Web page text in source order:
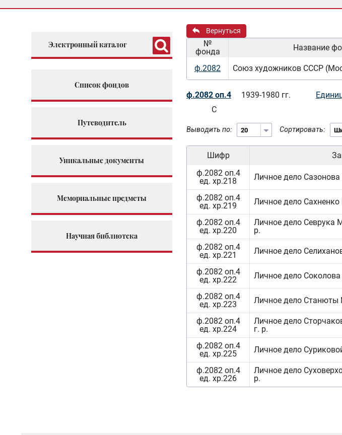
Электронный каталог
Список фондов
Путеводитель
Уникальные документы
Мемориальные предметы
Научная библиотека
Вернуться
№
фонда
Название
ф.2082
Союз художников СССР
ф.2082 оп.4 1939-1980 гг.
С
Выводить по: Сортировать:
Шифр
ф.2082 оп.4
ед. хр.218
Личное дело Сазонова
ф.2082 оп.4
ед. хр.219
Личное дело
ф.2082 оп.4
ед. хр.220
Личное дело Севрука
р.
ф.2082 оп.4
ед. хр.221
Личное дело
ф.2082 оп.4
ед. хр.222
Личное дело
ф.2082 оп.4
ед. хр.223
Личное дело Станюты
ф.2082 оп.4
ед. хр.224
Личное дело
г. р.
ф.2082 оп.4
ед. хр.225
Личное дело
ф.2082 оп.4
ед. хр.226
Личное дело
р.